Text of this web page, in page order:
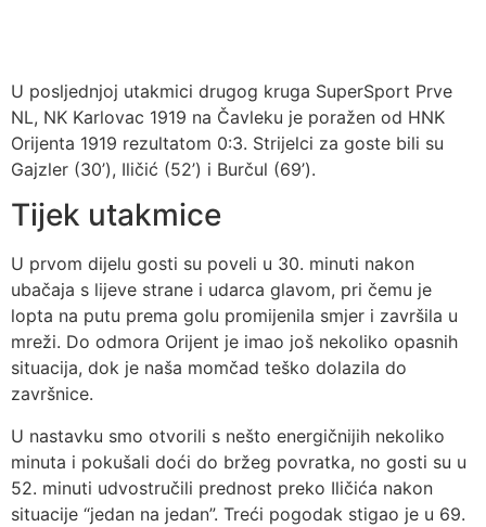
U posljednjoj utakmici drugog kruga SuperSport Prve
NL, NK Karlovac 1919 na Čavleku je poražen od HNK
Orijenta 1919 rezultatom 0:3. Strijelci za goste bili su
Gajzler (30’), Iličić (52’) i Burčul (69’).
Tijek utakmice
U prvom dijelu gosti su poveli u 30. minuti nakon
ubačaja s lijeve strane i udarca glavom, pri čemu je
lopta na putu prema golu promijenila smjer i završila u
mreži. Do odmora Orijent je imao još nekoliko opasnih
situacija, dok je naša momčad teško dolazila do
završnice.
U nastavku smo otvorili s nešto energičnijih nekoliko
minuta i pokušali doći do bržeg povratka, no gosti su u
52. minuti udvostručili prednost preko Iličića nakon
situacije “jedan na jedan”. Treći pogodak stigao je u 69.